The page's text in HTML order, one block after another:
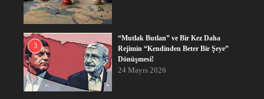
3
“Mutlak Butlan” ve Bir Kez Daha
Rejimin “Kendinden Beter Bir Şeye”
Dönüşmesi!
24 Mayıs 2026